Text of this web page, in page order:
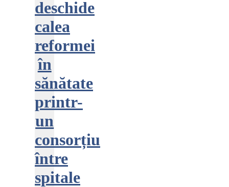
deschide
calea
reformei
în
sănătate
printr-
un
consorțiu
între
spitale